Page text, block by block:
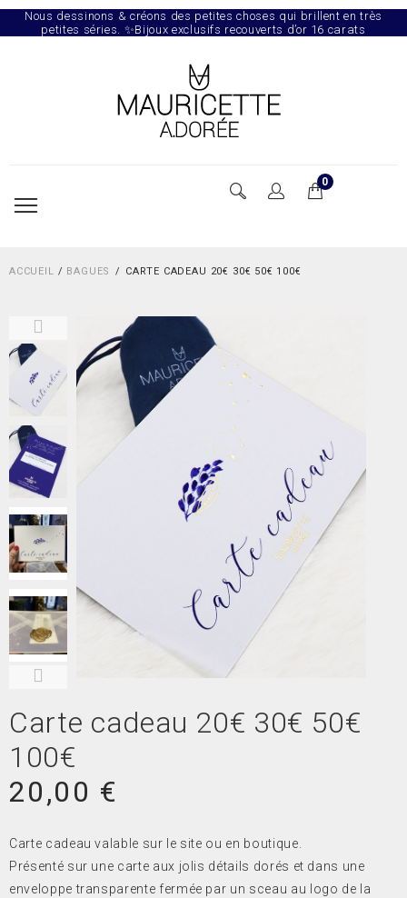
Nous dessinons & créons des petites choses qui brillent en très
petites séries. ✨Bijoux exclusifs recouverts d’or 16 carats
0
ACCUEIL / BAGUES CARTE CADEAU 20€ 30€ 50€ 100€
Carte cadeau 20€ 30€ 50€
100€
20,00 €
Carte cadeau valable sur le site ou en boutique.
Présenté sur une carte aux jolis détails dorés et dans une
enveloppe transparente fermée par un sceau au logo de la